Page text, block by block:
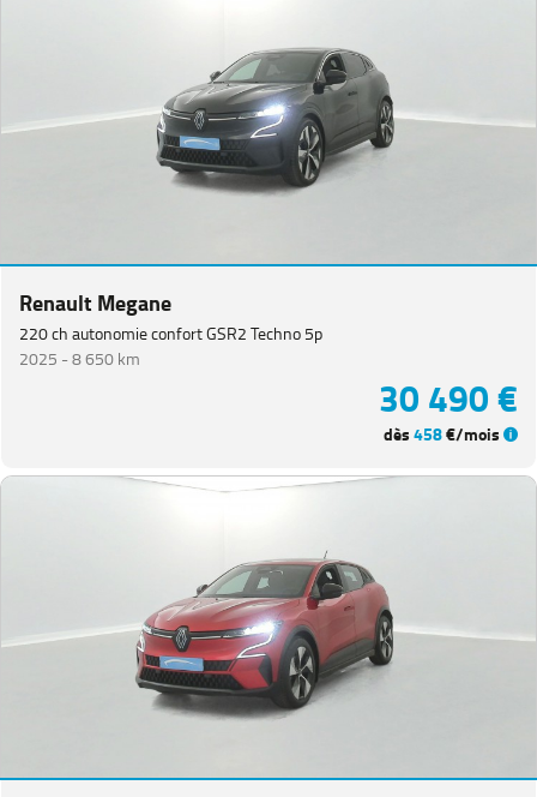
Renault Megane
220 ch autonomie confort GSR2 Techno 5p
2025 -8 650 km
30 490 €
dès458€/mois